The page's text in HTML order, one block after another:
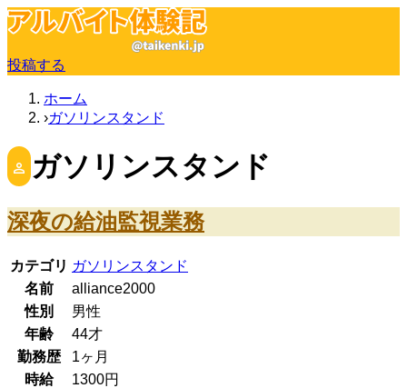
投稿する
ホーム
ガソリンスタンド
ガソリンスタンド
深夜の給油監視業務
カテゴリ ガソリンスタンド
名前
alliance2000
性別
男性
年齢
44才
勤務歴
1ヶ月
時給
1300円